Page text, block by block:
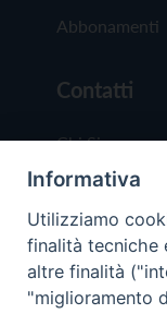
Abbonamenti
Contatti
Chi Siamo
Redazione
Scrivici
Informativa
Utilizziamo
finalità tecniche
altre finalità
"miglioramento